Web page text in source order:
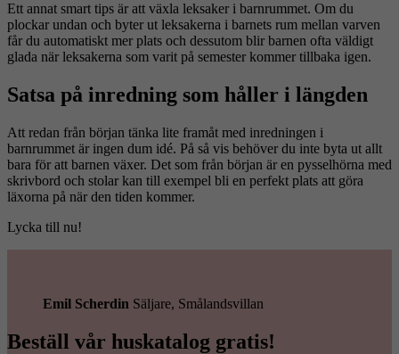
Ett annat smart tips är att växla leksaker i barnrummet. Om du
plockar undan och byter ut leksakerna i barnets rum mellan varven
får du automatiskt mer plats och dessutom blir barnen ofta väldigt
glada när leksakerna som varit på semester kommer tillbaka igen.
Satsa på inredning som håller i längden
Att redan från början tänka lite framåt med inredningen i
barnrummet är ingen dum idé. På så vis behöver du inte byta ut allt
bara för att barnen växer. Det som från början är en pysselhörna med
skrivbord och stolar kan till exempel bli en perfekt plats att göra
läxorna på när den tiden kommer.
Lycka till nu!
Emil Scherdin Säljare, Smålandsvillan
Beställ vår huskatalog gratis!